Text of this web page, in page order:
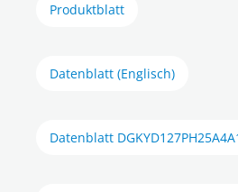
Produktblatt
Datenblatt (Englisch)
Datenblatt